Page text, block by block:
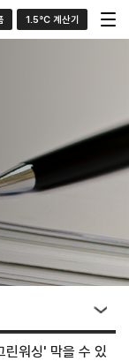
1.5°C 계산기
워싱' 막을 수 있